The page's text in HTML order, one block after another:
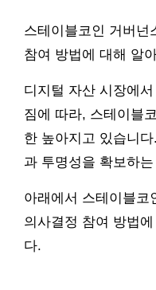
스테이블코인 거버넌
참여 방법에 대해 알
디지털 자산 시장에
짐에 따라, 스테이블
한 높아지고 있습니
과 투명성을 확보하
아래에서 스테이블코
의사결정 참여 방법
다.